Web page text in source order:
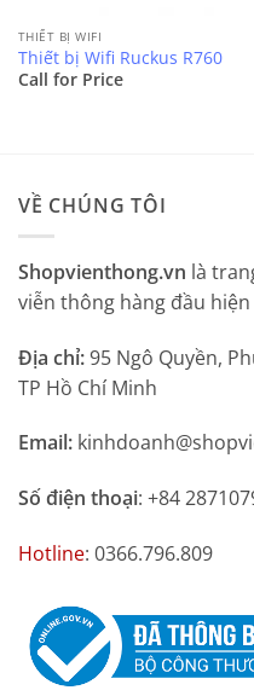
THIẾT BỊ WIFI
Thiết bị Wifi Ruckus R760
Call for Price
VỀ CHÚNG TÔI
Shopvienthong.vn là
viễn thông hàng đầu hiện
Địa chỉ:95 Ngô Quyền,
TP Hồ Chí Minh
Email:
Số điện thoại: +84
Hotline: 0366.796.809